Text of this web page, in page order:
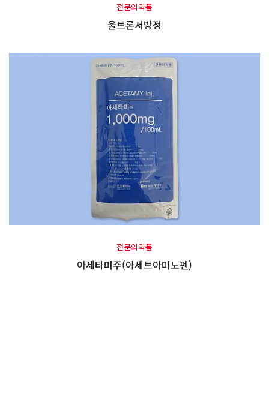
전문의약품
울트론서방정
전문의약품
아세타미주(아세트아미노펜)